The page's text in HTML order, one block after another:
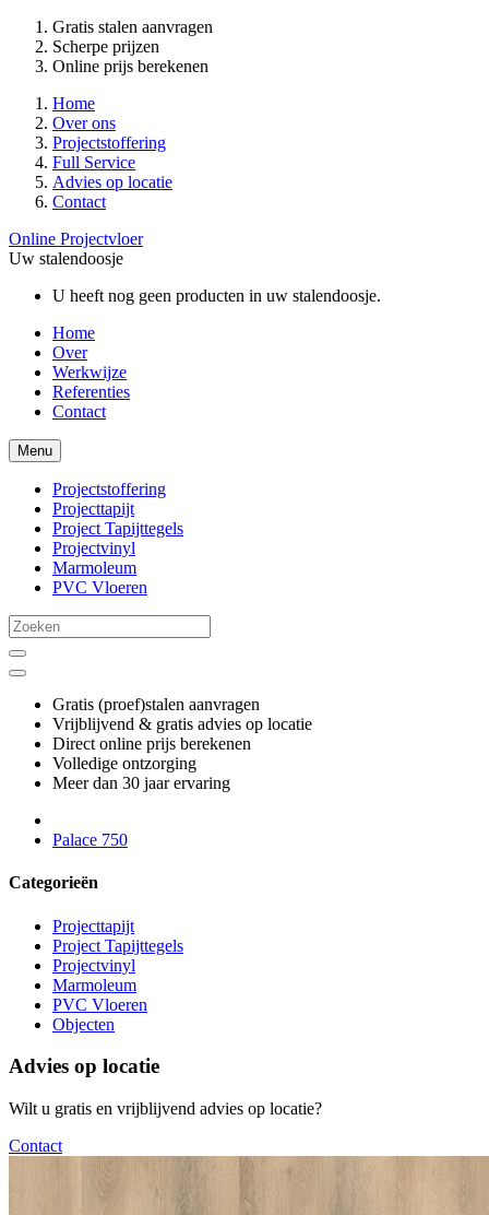
Gratis stalen aanvragen
Scherpe prijzen
Online prijs berekenen
Home
Over ons
Projectstoffering
Full Service
Advies op locatie
Contact
Online Projectvloer
Uw stalendoosje
U heeft nog geen producten in uw stalendoosje.
Home
Over
Werkwijze
Referenties
Contact
Menu
Projectstoffering
Projecttapijt
Project Tapijttegels
Projectvinyl
Marmoleum
PVC Vloeren
Gratis (proef)stalen aanvragen
Vrijblijvend & gratis advies op locatie
Direct online prijs berekenen
Volledige ontzorging
Meer dan 30 jaar ervaring
Palace 750
Categorieën
Projecttapijt
Project Tapijttegels
Projectvinyl
Marmoleum
PVC Vloeren
Objecten
Advies op locatie
Wilt u gratis en vrijblijvend advies op locatie?
Contact